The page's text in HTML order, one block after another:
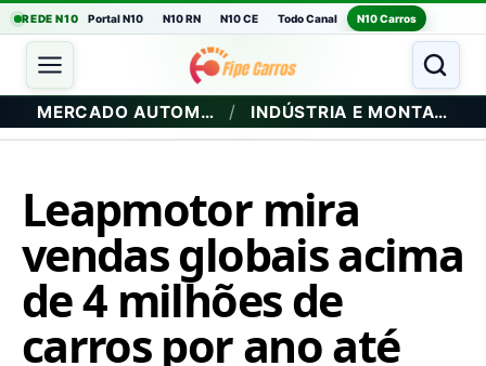
REDE N10 Portal N10 N10 RN N10 CE Todo Canal N10 Carros
MERCADO AUTOMOTIVO / INDÚSTRIA E MONTADORAS
Leapmotor mira
vendas globais acima
de 4 milhões de
carros por ano até